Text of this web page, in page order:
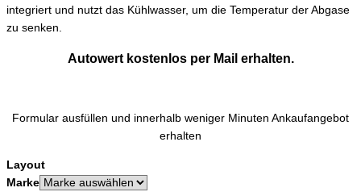
integriert und nutzt das Kühlwasser, um die Temperatur der Abgase
zu senken.
Autowert kostenlos per Mail erhalten.
Formular ausfüllen und innerhalb weniger Minuten Ankaufangebot
erhalten
Layout
Marke